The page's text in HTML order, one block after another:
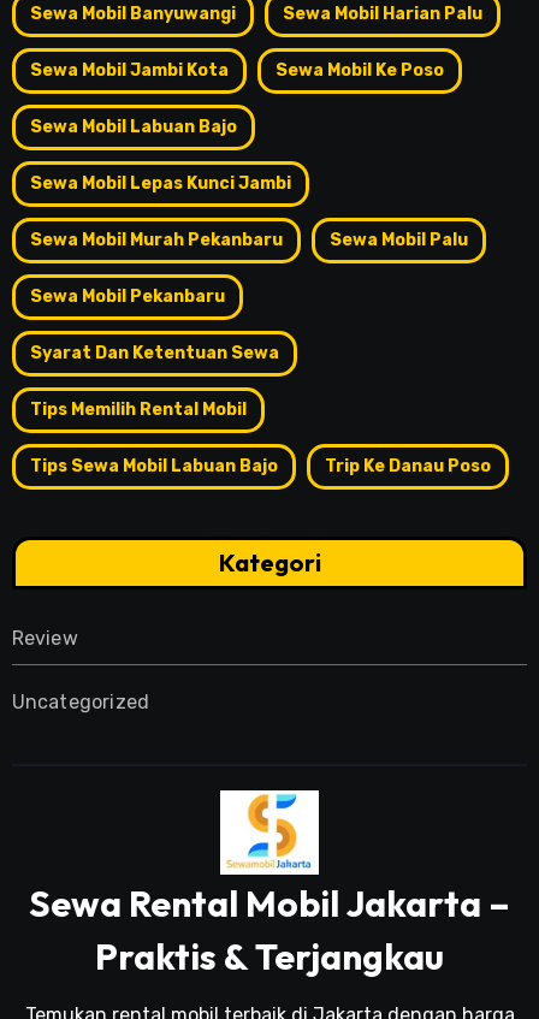
Sewa Mobil Banyuwangi Sewa Mobil Harian Palu
Sewa Mobil Jambi Kota Sewa Mobil Ke Poso
Sewa Mobil Labuan Bajo
Sewa Mobil Lepas Kunci Jambi
Sewa Mobil Murah Pekanbaru Sewa Mobil Palu
Sewa Mobil Pekanbaru
Syarat Dan Ketentuan Sewa
Tips Memilih Rental Mobil
Tips Sewa Mobil Labuan Bajo Trip Ke Danau Poso
Kategori
Review
Uncategorized
Sewa Rental Mobil Jakarta –
Praktis & Terjangkau